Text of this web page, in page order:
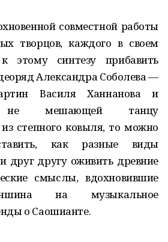
совместной работы
творцов, каждого в своем
синтезу прибавить
Александра Соболева —
Василя Ханнанова и
не мешающей танцу
степного ковыля, то можно
как разные виды
друг другу оживить древние
смыслы, вдохновившие
на музыкальное
о Саошианте.